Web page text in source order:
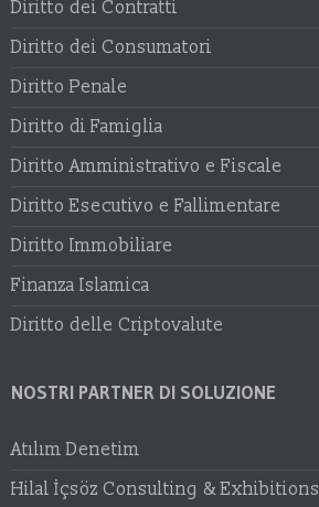
Diritto dei Contratti
Diritto dei Consumatori
Diritto Penale
Diritto di Famiglia
Diritto Amministrativo e Fiscale
Diritto Esecutivo e Fallimentare
Diritto Immobiliare
Finanza Islamica
Diritto delle Criptovalute
NOSTRI PARTNER DI SOLUZIONE
Atılım Denetim
Hilal İçsöz Consulting & Exhibitions